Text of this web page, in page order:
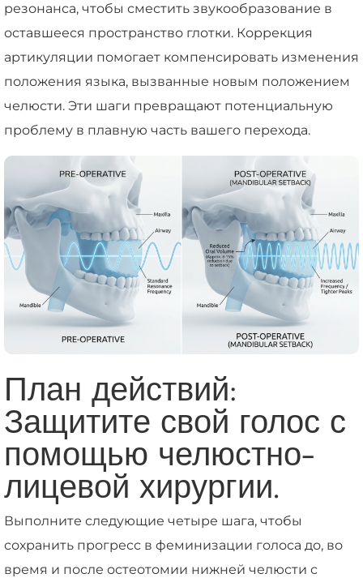
резонанса, чтобы сместить звукообразование в
оставшееся пространство глотки. Коррекция
артикуляции помогает компенсировать изменения
положения языка, вызванные новым положением
челюсти. Эти шаги превращают потенциальную
проблему в плавную часть вашего перехода.
План действий:
Защитите свой голос с
помощью челюстно-
лицевой хирургии.
Выполните следующие четыре шага, чтобы
сохранить прогресс в феминизации голоса до, во
время и после остеотомии нижней челюсти с